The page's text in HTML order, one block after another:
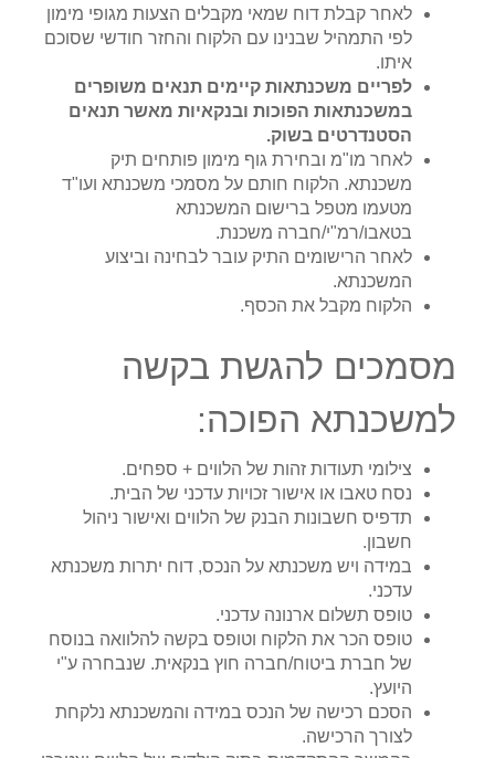
לאחר קבלת דוח שמאי מקבלים הצעות מגופי מימון
לפי התמהיל שבנינו עם הלקוח והחזר חודשי שסוכם
איתו.
לפריים משכנתאות קיימים תנאים משופרים
במשכנתאות הפוכות ובנקאיות מאשר תנאים
הסטנדרטים בשוק.
לאחר מו"מ ובחירת גוף מימון פותחים תיק
משכנתא. הלקוח חותם על מסמכי משכנתא ועו"ד
מטעמו מטפל ברישום המשכנתא
בטאבו/רמ"י/חברה משכנת.
לאחר הרישומים התיק עובר לבחינה וביצוע
המשכנתא.
הלקוח מקבל את הכסף.
מסמכים להגשת בקשה
למשכנתא הפוכה:
צילומי תעודות זהות של הלווים + ספחים.
נסח טאבו או אישור זכויות עדכני של הבית.
תדפיס חשבונות הבנק של הלווים ואישור ניהול
חשבון.
במידה ויש משכנתא על הנכס, דוח יתרות משכנתא
עדכני.
טופס תשלום ארנונה עדכני.
טופס הכר את הלקוח וטופס בקשה להלוואה בנוסח
של חברת ביטוח/חברה חוץ בנקאית. שנבחרה ע"י
היועץ.
הסכם רכישה של הנכס במידה והמשכנתא נלקחת
לצורך הרכישה.